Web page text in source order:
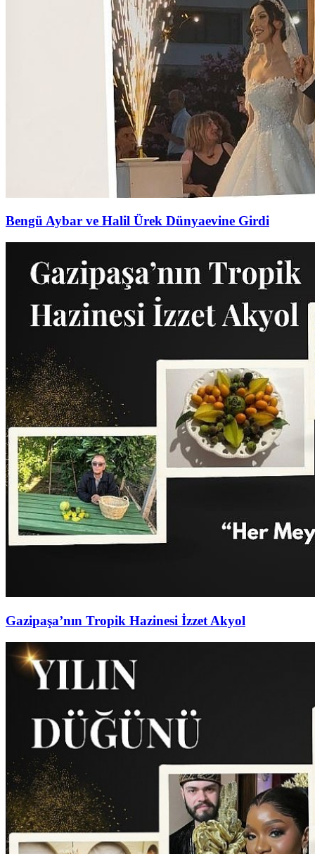
Bengü Aybar ve Halil Ürek Dünyaevine Girdi
Gazipaşa’nın Tropik Hazinesi İzzet Akyol